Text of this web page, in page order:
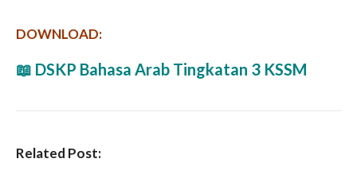
DOWNLOAD:
📖 DSKP Bahasa Arab Tingkatan 3 KSSM
Related Post: